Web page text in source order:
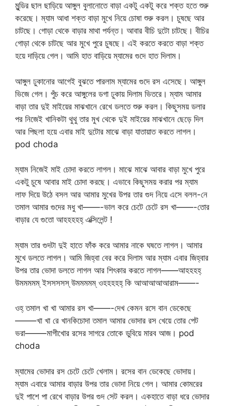
মুন্ডির ছাল ছাড়িয়ে আঙ্গুল বুলানোতে বাড়া একটু একটু করে শক্ত হতে শুরু
করেছে। ম্যাম আধা শক্ত বাড়া মুখে নিয়ে চোষা শুরু করল। চুষছে আর
চাটছে। গোড়া থেকে বাড়ার মাথা পর্যন্ত। আবার বীচি দুটো চাটছে। বীচির
গোড়া থেকে চাটছে আর মুখে পুরে চুষছে। এই করতে করতে বাড়া শক্ত
হয়ে দাড়িয়ে গেল। আমি হাত বাড়িয়ে ম্যামের গুদে হাত দিলাম।
আঙ্গুল ঢুকানোর আগেই বুঝতে পারলাম ম্যামের গুদে রস এসেছে। আঙ্গুল
ভিজে গেল। পুঁচ করে আঙ্গুলের ডগা ঢুকায় দিলাম ভিতরে। ম্যাম আমার
বাড়া তার দুই মাইয়ের মাঝখানে রেখে ডলতে শুরু করল। কিছুসময় ডলার
পর নিজেই খানিকটা থুথু তার মুখ থেকে দুই মাইয়ের মাঝখানে ছেড়ে দিল
আর পিছলা হয়ে এবার মাই দুটোর মাঝে বাড়া যাতায়াত করতে লাগল।
pod choda
ম্যাম নিজেই মাই চোদা করতে লাগল। মাঝে মাঝে আবার বাড়া মুখে পুরে
একটু চুষে আবার মাই চোদা করছে। এভাবে কিছুসময় করার পর ম্যাম
লাফ দিয়ে উঠে বসল আর আমার মুখের উপর তার গুদ নিয়ে এসে বলল-নে
তমাল আমার গুদের মধু খা——-ভাল করে চেটে চেটে রস খা——-তোর
বাড়ার যে গুতো আহহহহহ্ এক্সিলেন্ট !
ম্যাম তার গুদটা দুই হাতে ফাঁক করে আমার নাকে ঘষতে লাগল। আমার
মুখে ডলতে লাগল। আমি জিহ্বা বের করে দিলাম আর ম্যাম এবার জিহ্বার
উপর তার ভোদা ডলতে লাগল আর শিৎকার করতে লাগল——আহহহহ্
উমমমমম্ ইসসসসস্ উমমমমম্ ওহহহহহ্ কি আআআআআরাম——-
ওহ্ তমাল খা খা আমার রস খা——-দেখ কেমন রসে বান ডেকেছে
——–খা খা রে খানকিচোদা তমাল আমার ভোদার রস খেয়ে তোর পেট
ভরা——–মাগীখোর রসের সাগরে তোকে ডুবিয়ে মারব আজ। pod
choda
ম্যামের ভোদার রস চেটে চেটে খেলাম। রসের বান ডেকেছে ভোদায়।
ম্যাম এবারে আমার বাড়ার উপর তার ভোদা নিয়ে গেল। আমার কোমরের
দুই পাশে পা রেখে বাড়ার উপর গুদ সেট করল। একহাতে বাড়া ধরে ভোদার